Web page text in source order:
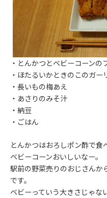
・とんかつとベビーコーンの
・ほたるいかときのこのガー
・長いもの梅あえ
・あさりのみそ汁
・納豆
・ごはん
とんかつはおろしポン酢で食
ベビーコーンおいしいなー。
駅前の野菜売りのおじさんか
です。
ベビーっていう大きさじゃな